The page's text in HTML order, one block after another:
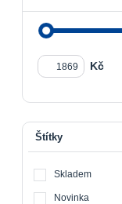
Kč
Štítky
Skladem
Novinka